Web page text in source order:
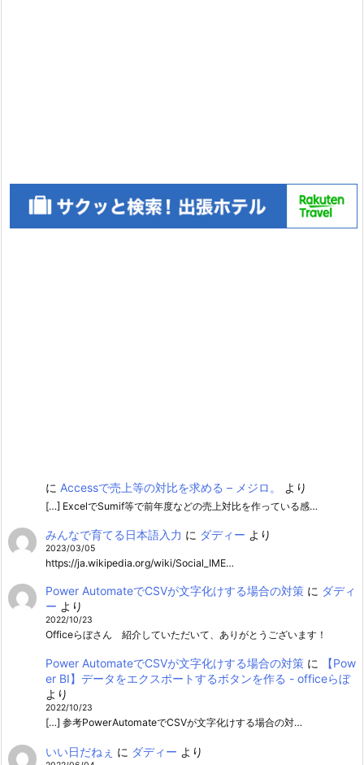
に Accessで売上等の対比を求める – メジロ。 より
[…] ExcelでSumif等で前年度などの売上対比を作っている感…
みんなで育てる日本語入力 に ダディー より
2023/03/05
https://ja.wikipedia.org/wiki/Social_IME…
Power AutomateでCSVが文字化けする場合の対策に ダディ
ー より
2022/10/23
Officeらぼさん 紹介していただいて、ありがとうございます！
Power AutomateでCSVが文字化けする場合の対策に
【Pow
er BI】データをエクスポートするボタンを作る - officeらぼ
より
2022/10/23
[…] 参考PowerAutomateでCSVが文字化けする場合の対…
いい日だねぇ に ダディー より